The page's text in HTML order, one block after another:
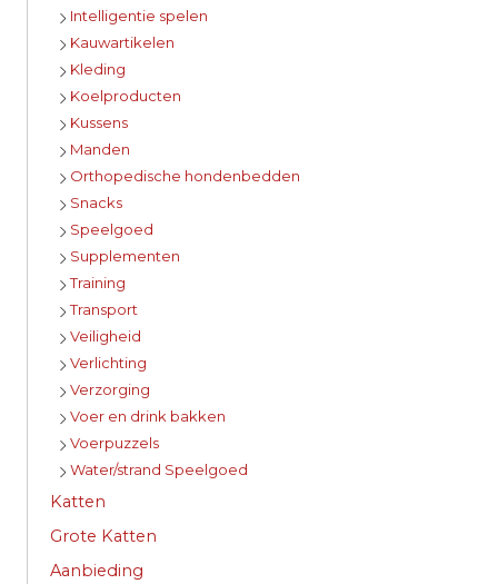
Intelligentie spelen
Kauwartikelen
Kleding
Koelproducten
Kussens
Manden
Orthopedische hondenbedden
Snacks
Speelgoed
Supplementen
Training
Transport
Veiligheid
Verlichting
Verzorging
Voer en drink bakken
Voerpuzzels
Water/strand Speelgoed
Katten
Grote Katten
Aanbieding